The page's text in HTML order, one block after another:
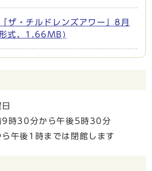
ザ・チルドレンズアワー」8月
式、1.66MB)
9時30分から午後5時30分
ら午後1時までは閉館します